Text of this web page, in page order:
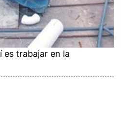
es trabajar en la